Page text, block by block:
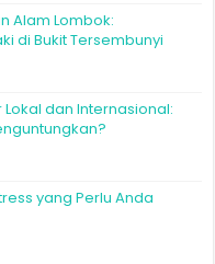
Alam Lombok:
di Bukit Tersembunyi
dan Internasional:
yang Perlu Anda